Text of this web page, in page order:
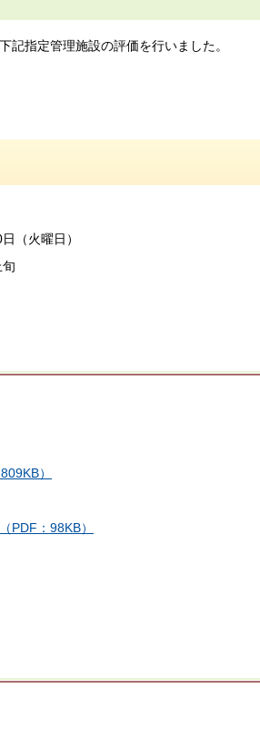
指定管理施設の評価を行いました。
（火曜日）
）
PDF：98KB）